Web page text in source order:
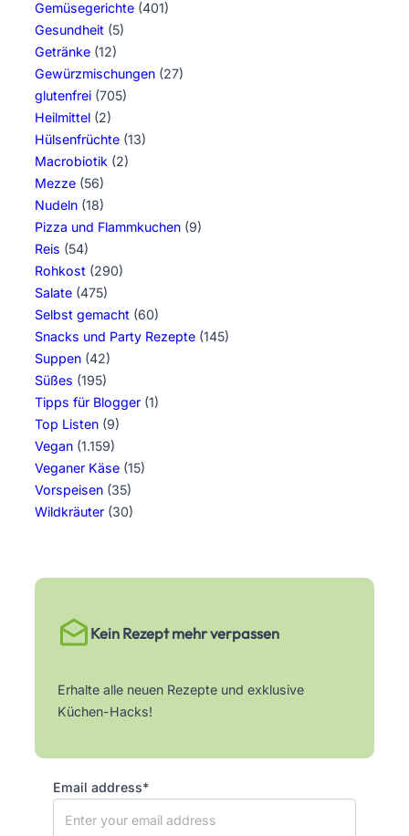
Gemüsegerichte (401)
Gesundheit (5)
Getränke (12)
Gewürzmischungen (27)
glutenfrei (705)
Heilmittel (2)
Hülsenfrüchte (13)
Macrobiotik (2)
Mezze (56)
Nudeln (18)
Pizza und Flammkuchen (9)
Reis (54)
Rohkost (290)
Salate (475)
Selbst gemacht (60)
Snacks und Party Rezepte (145)
Suppen (42)
Süßes (195)
Tipps für Blogger (1)
Top Listen (9)
Vegan (1.159)
Veganer Käse (15)
Vorspeisen (35)
Wildkräuter (30)
Kein Rezept mehr verpassen
Erhalte alle neuen Rezepte und exklusive
Küchen-Hacks!
Email address*